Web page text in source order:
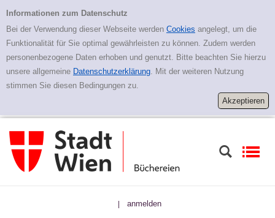
Erweiterte Suche
Informationen zum Datenschutz
Bei der Verwendung dieser Webseite werden Cookies angelegt, um die
Funktionalität für Sie optimal gewährleisten zu können. Zudem werden
personenbezogene Daten erhoben und genutzt. Bitte beachten Sie hierzu
unsere allgemeine Datenschutzerklärung. Mit der weiteren Nutzung
stimmen Sie diesen Bedingungen zu.
| anmelden